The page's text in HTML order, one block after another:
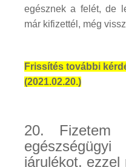
egésznek a felét, de
már kifizettél, még
Frissítés további
(2021.02.20.)
20. Fizetem
járulékot, ezzel